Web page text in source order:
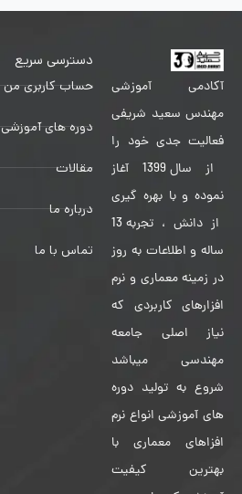
آکادمی آموزشی
مهندس سعید شریفی
فعالیت جدی خود را
از سال 1399 آغاز
نموده و با بهره گیری
از دانش ، تجربه 13
ساله و اطلاعات به روز
در زمینه معماری و نرم
افزارهای کاربردی که
نیاز اصلی جامعه
مهندسی میباشد
شروع به تولید دوره
های آموزشی انواع نرم
افزاهای معماری با
بهترین کیفیت
دسترسی سریع
حساب کاربری من
دوره های آموزشی
مقالات
درباره ما
تماس با ما